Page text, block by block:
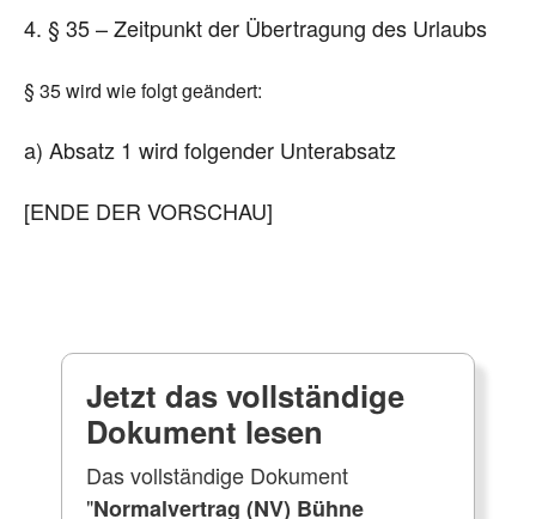
4. § 35 – Zeitpunkt der Übertragung des Urlaubs
§ 35 wird wie folgt geändert:
a) Absatz 1 wird folgender Unterabsatz
[ENDE DER VORSCHAU]
Jetzt das vollständige
Dokument lesen
Das vollständige Dokument
"Normalvertrag (NV) Bühne